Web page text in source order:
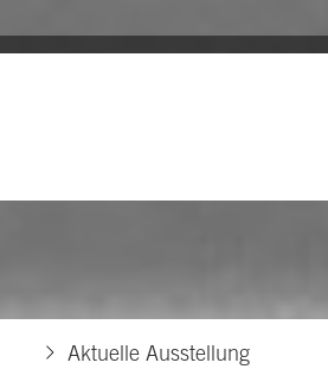
Aktuelle Ausstellung